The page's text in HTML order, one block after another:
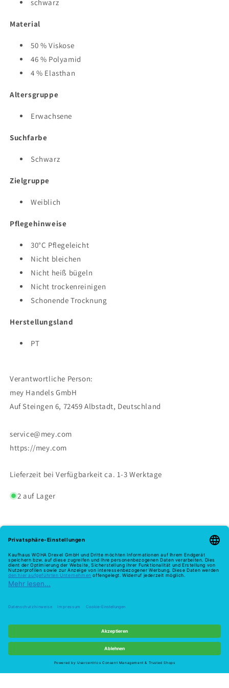
schwarz
Material
50 % Viskose
46 % Polyamid
4 % Elasthan
Altersgruppe
Erwachsene
Suchfarbe
Schwarz
Zielgruppe
Weiblich
Pflegehinweise
30°C Pflegeleicht
Nicht bleichen
Nicht heiß bügeln
Nicht trockenreinigen
Schonende Trocknung
Herstellungsland
PT
Verantwortliche Person:
mey Handels GmbH
Auf Steingen 6, 72459 Albstadt, Deutschland
service@mey.com
https://mey.com
Lieferzeit bei Verfügbarkeit ca. 1-3 Werktage
2 auf Lager
Melde dich hier zu unserem Newsletter an
E-Mail
© 2026,WohaPowered by Shopify Widerrufsrecht Datenschutzerklärung